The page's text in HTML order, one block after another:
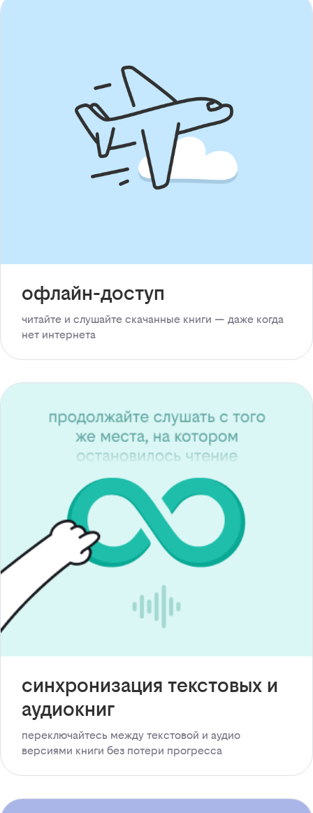
офлайн-доступ
читайте и слушайте скачанные книги — даже когда
нет интернета
синхронизация текстовых и
аудиокниг
переключайтесь между текстовой и аудио
версиями книги без потери прогресса